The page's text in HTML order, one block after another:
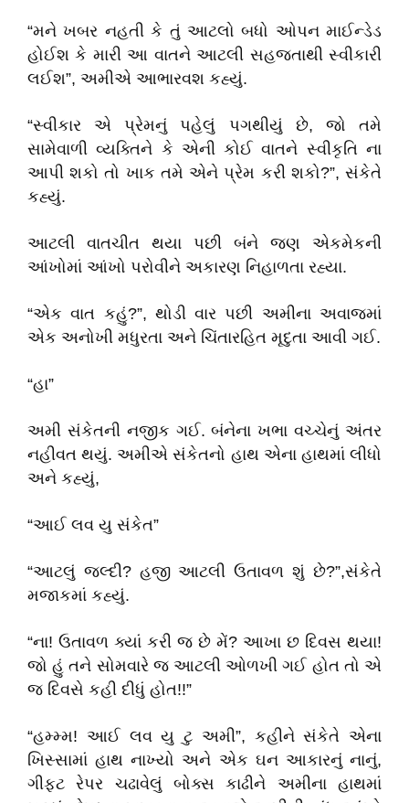
“મને ખબર નહતી કે તું આટલો બધો ઓપન માઈન્ડેડ
હોઈશ કે મારી આ વાતને આટલી સહજતાથી સ્વીકારી
લઈશ”, અમીએ આભારવશ કહ્યું.
“સ્વીકાર એ પ્રેમનું પહેલું પગથીયું છે, જો તમે
સામેવાળી વ્યક્તિને કે એની કોઈ વાતને સ્વીકૃતિ ના
આપી શકો તો ખાક તમે એને પ્રેમ કરી શકો?”, સંકેતે
કહ્યું.
આટલી વાતચીત થયા પછી બંને જણ એકમેકની
આંખોમાં આંખો પરોવીને અકારણ નિહાળતા રહ્યા.
“એક વાત કહું?”, થોડી વાર પછી અમીના અવાજમાં
એક અનોખી મધુરતા અને ચિંતારહિત મૃદુતા આવી ગઈ.
“હા”
અમી સંકેતની નજીક ગઈ. બંનેના ખભા વચ્ચેનું અંતર
નહીવત થયું. અમીએ સંકેતનો હાથ એના હાથમાં લીધો
અને કહ્યું,
“આઈ લવ યુ સંકેત”
“આટલું જલ્દી? હજી આટલી ઉતાવળ શું છે?”,સંકેતે
મજાકમાં કહ્યું.
“ના! ઉતાવળ ક્યાં કરી જ છે મેં? આખા છ દિવસ થયા!
જો હું તને સોમવારે જ આટલી ઓળખી ગઈ હોત તો એ
જ દિવસે કહી દીધું હોત!!”
“હમ્મ્મ! આઈ લવ યુ ટુ અમી”, કહીને સંકેતે એના
ખિસ્સામાં હાથ નાખ્યો અને એક ઘન આકારનું નાનું,
ગીફ્ટ રેપર ચઢાવેલું બોક્સ કાઢીને અમીના હાથમાં